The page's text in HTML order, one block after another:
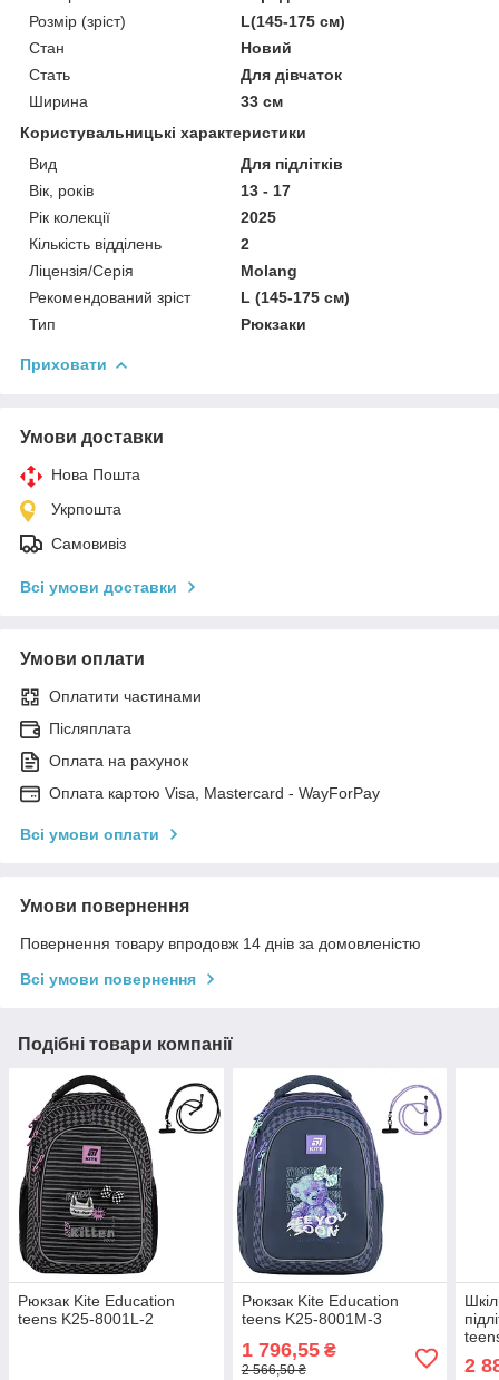
Розмір (зріст)
L(145-175 см)
Стан
Новий
Стать
Для дівчаток
Ширина
33 см
Користувальницькі характеристики
Вид
Для підлітків
Вік, років
13 - 17
Рік колекції
2025
Кількість відділень
2
Ліцензія/Серія
Molang
Рекомендований зріст
L (145-175 см)
Тип
Рюкзаки
Приховати
Умови доставки
Нова Пошта
Укрпошта
Самовивіз
Всі умови доставки
Умови оплати
Оплатити частинами
Післяплата
Оплата на рахунок
Оплата картою Visa, Mastercard - WayForPay
Всі умови оплати
Умови повернення
Повернення товару впродовж 14 днів за домовленістю
Всі умови повернення
Подібні товари компанії
Рюкзак Kite Education
teens K25-8001L-2
Рюкзак Kite Education
teens K25-8001M-3
1 796,55₴
2 566,50 ₴ 2